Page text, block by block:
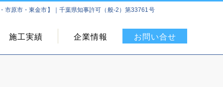
市原市・東金市】｜千葉県知事許可（般-2）第33761号
施工実績 企業情報 お問い合せ